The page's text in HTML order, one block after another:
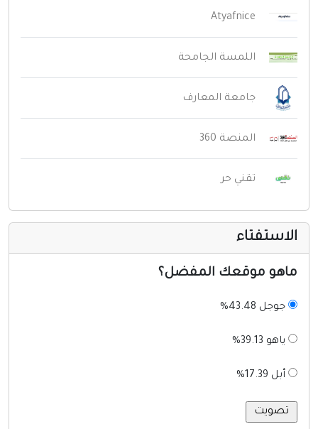
Atyafnice
اللمسة الجامحة
جامعة المعارف
المنصة 360
تقني حر
موقعك المفضل؟
جوجل 43.48%
ياهو 39.13%
أبل 17.39%